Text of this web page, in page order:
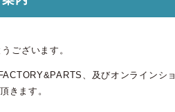
ございます。
、及びオンラインシ
きます。